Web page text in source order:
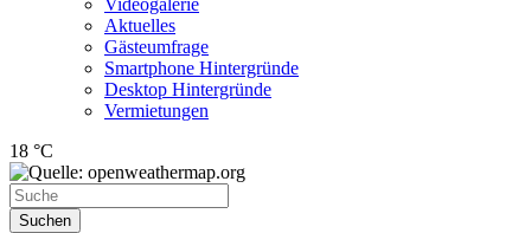
Videogalerie
Aktuelles
Gästeumfrage
Smartphone Hintergründe
Desktop Hintergründe
Vermietungen
18 °C
Suchen